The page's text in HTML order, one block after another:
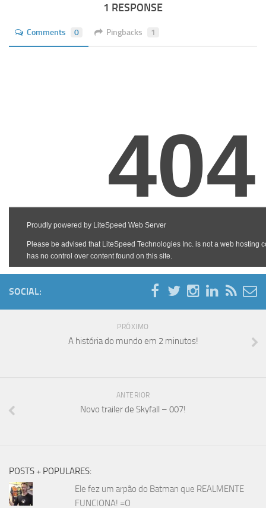
1 RESPONSE
Comments 0 Pingbacks 1
SOCIAL:
PRÓXIMO
A história do mundo em 2 minutos!
ANTERIOR
Novo trailer de Skyfall – 007!
POSTS + POPULARES:
Ele fez um arpão do Batman que REALMENTE
FUNCIONA! =O